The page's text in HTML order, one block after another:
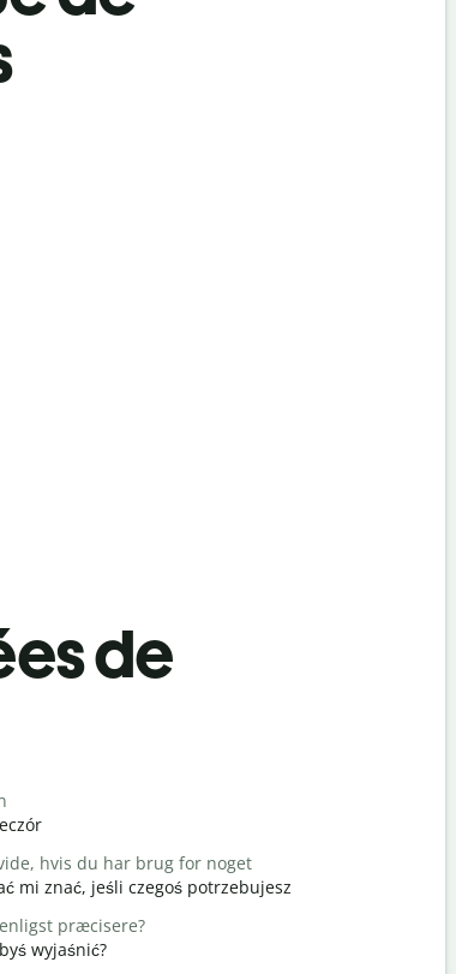
de
hvis du har brug for noget
mi znać, jeśli czegoś potrzebujesz
præcisere?
wyjaśnić?